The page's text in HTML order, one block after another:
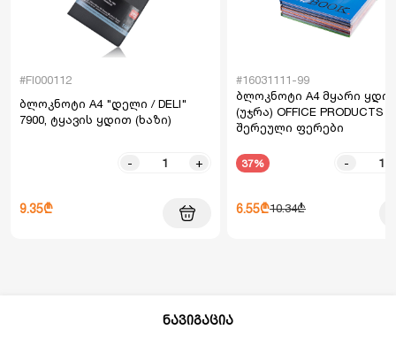
#FI000112
ბლოკნოტი A4 "დელი / DELI"
7900, ტყავის ყდით (ხაზი)
- +
9.35₾
#16031111-99
ბლოკნოტი A4 მყარი
(უჯრა) OFFICE PRODUCTS
შერეული ფერები
37% -
6.55₾10.34₾
ნავიგაცია